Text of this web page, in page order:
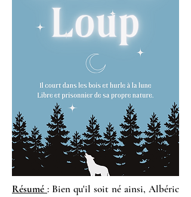
Résumé : Bien qu'il soit né ainsi, Albéric